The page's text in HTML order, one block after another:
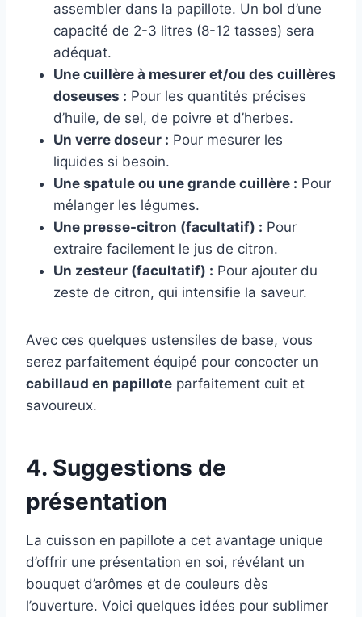
assembler dans la papillote. Un bol d’une
capacité de 2-3 litres (8-12 tasses) sera
adéquat.
Une cuillère à mesurer et/ou des cuillères
doseuses : Pour les quantités précises
d’huile, de sel, de poivre et d’herbes.
Un verre doseur : Pour mesurer les
liquides si besoin.
Une spatule ou une grande cuillère : Pour
mélanger les légumes.
Une presse-citron (facultatif) : Pour
extraire facilement le jus de citron.
Un zesteur (facultatif) : Pour ajouter du
zeste de citron, qui intensifie la saveur.
Avec ces quelques ustensiles de base, vous
serez parfaitement équipé pour concocter un
cabillaud en papillote parfaitement cuit et
savoureux.
4. Suggestions de
présentation
La cuisson en papillote a cet avantage unique
d’offrir une présentation en soi, révélant un
bouquet d’arômes et de couleurs dès
l’ouverture. Voici quelques idées pour sublimer